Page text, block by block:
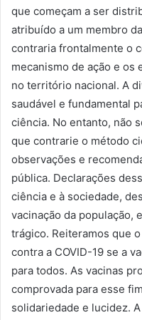
que começam a ser
atribuído a um membro
contraria frontalmente o
mecanismo de ação e os
no território nacional. A
saudável e fundamental
ciência. No entanto, não
que contrarie o método
observações e
pública. Declarações
ciência e à sociedade,
vacinação da população,
trágico. Reiteramos que
contra a COVID-19 se a
para todos. As vacinas
comprovada para esse
solidariedade e lucidez.